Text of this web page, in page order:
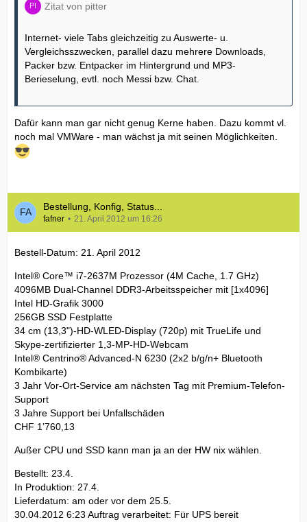
Zitat von pitter
Internet- viele Tabs gleichzeitig zu Auswerte- u.
Vergleichsszwecken, parallel dazu mehrere Downloads,
Packer bzw. Entpacker im Hintergrund und MP3-
Berieselung, evtl. noch Messi bzw. Chat.
Dafür kann man gar nicht genug Kerne haben. Dazu kommt vl.
noch mal VMWare - man wächst ja mit seinen Möglichkeiten.
Bestellung, Konfig, Status...
fafner 21. April 2012 um 16:26
Bestell-Datum: 21. April 2012
Intel® Core™ i7-2637M Prozessor (4M Cache, 1.7 GHz)
4096MB Dual-Channel DDR3-Arbeitsspeicher mit [1x4096]
Intel HD-Grafik 3000
256GB SSD Festplatte
34 cm (13,3")-HD-WLED-Display (720p) mit TrueLife und
Skype-zertifizierter 1,3-MP-HD-Webcam
Intel® Centrino® Advanced-N 6230 (2x2 b/g/n+ Bluetooth
Kombikarte)
3 Jahr Vor-Ort-Service am nächsten Tag mit Premium-Telefon-
Support
3 Jahre Support bei Unfallschäden
CHF 1’760,13
Außer CPU und SSD kann man ja an der HW nix wählen.
Bestellt: 23.4.
In Produktion: 27.4.
Lieferdatum: am oder vor dem 25.5.
30.04.2012 6:23 Auftrag verarbeitet: Für UPS bereit